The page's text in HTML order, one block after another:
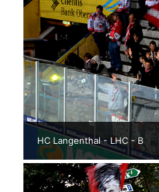
HC Langenthal - LHC - B